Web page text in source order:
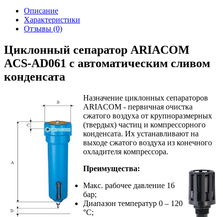
Описание
Характеристики
Отзывы (0)
Циклонный сепаратор ARIACOM
ACS-AD061 с автоматическим сливом
конденсата
Назначение циклонных сепараторов
ARIACOM - первичная очистка
сжатого воздуха от крупноразмерных
(твердых) частиц и компрессорного
конденсата. Их устанавливают на
выходе сжатого воздуха из конечного
охладителя компрессора.
Преимущества:
Макс. рабочее давление 16
бар;
Диапазон температур 0 – 120
°C;